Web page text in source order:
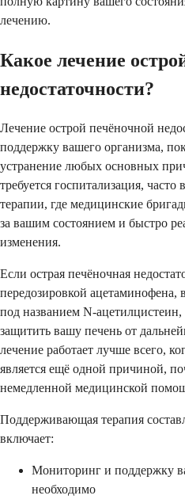
лечению.
Какое лечение
недостаточности?
Лечение острой печёночной
поддержку вашего организма,
устранение любых основных
требуется госпитализация,
терапии, где медицинские
за вашим состоянием и быстро
изменения.
Если острая печёночная
передозировкой ацетаминофена,
под названием N-
защитить вашу печень от
лечение работает лучше всего,
является ещё одной причиной,
немедленной медицинской
Поддерживающая терапия
включает:
Мониторинг и поддержку
необходимо